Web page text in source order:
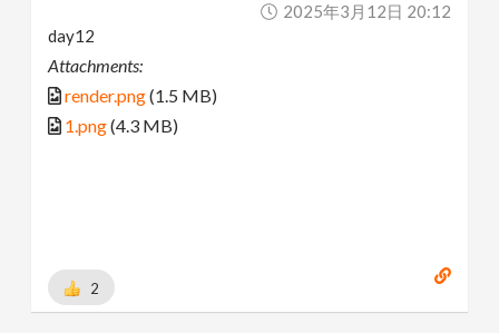
2025年3月12日 20:12
day12
Attachments:
render.png(1.5 MB)
1.png(4.3 MB)
2